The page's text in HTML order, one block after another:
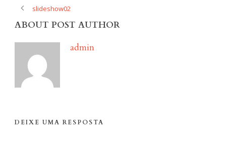
slideshow02
ABOUT POST AUTHOR
admin
DEIXE UMA RESPOSTA